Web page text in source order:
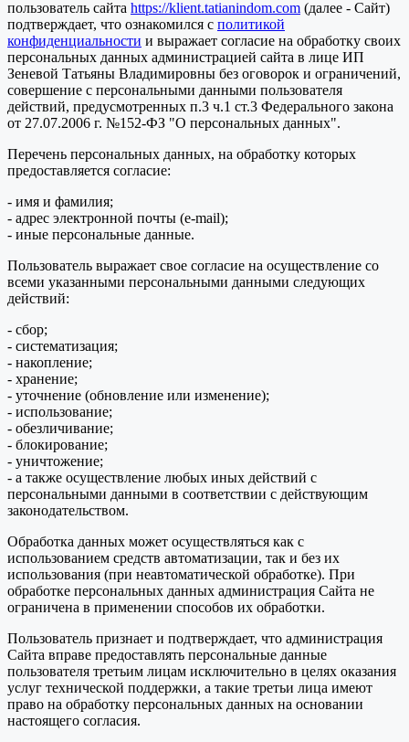
пользователь сайта https://klient.tatianindom.com (далее - Сайт)
подтверждает, что ознакомился с политикой
конфиденциальности и выражает согласие на обработку своих
персональных данных администрацией сайта в лице ИП
Зеневой Татьяны Владимировны без оговорок и ограничений,
совершение с персональными данными пользователя
действий, предусмотренных п.3 ч.1 ст.3 Федерального закона
от 27.07.2006 г. №152-ФЗ "О персональных данных".
Перечень персональных данных, на обработку которых
предоставляется согласие:
- имя и фамилия;
- адрес электронной почты (e-mail);
- иные персональные данные.
Пользователь выражает свое согласие на осуществление со
всеми указанными персональными данными следующих
действий:
- сбор;
- систематизация;
- накопление;
- хранение;
- уточнение (обновление или изменение);
- использование;
- обезличивание;
- блокирование;
- уничтожение;
- а также осуществление любых иных действий с
персональными данными в соответствии с действующим
законодательством.
Обработка данных может осуществляться как с
использованием средств автоматизации, так и без их
использования (при неавтоматической обработке). При
обработке персональных данных администрация Сайта не
ограничена в применении способов их обработки.
Пользователь признает и подтверждает, что администрация
Сайта вправе предоставлять персональные данные
пользователя третьим лицам исключительно в целях оказания
услуг технической поддержки, а такие третьи лица имеют
право на обработку персональных данных на основании
настоящего согласия.